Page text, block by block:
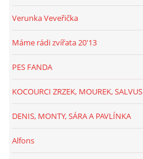
Verunka Veveřička
Máme rádi zvířata 20'13
PES FANDA
KOCOURCI ZRZEK, MOUREK, SALVUS
DENIS, MONTY, SÁRA A PAVLÍNKA
Alfons